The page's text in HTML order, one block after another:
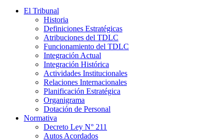
El Tribunal
Historia
Definiciones Estratégicas
Atribuciones del TDLC
Funcionamiento del TDLC
Integración Actual
Integración Histórica
Actividades Institucionales
Relaciones Internacionales
Planificación Estratégica
Organigrama
Dotación de Personal
Normativa
Decreto Ley N° 211
Autos Acordados